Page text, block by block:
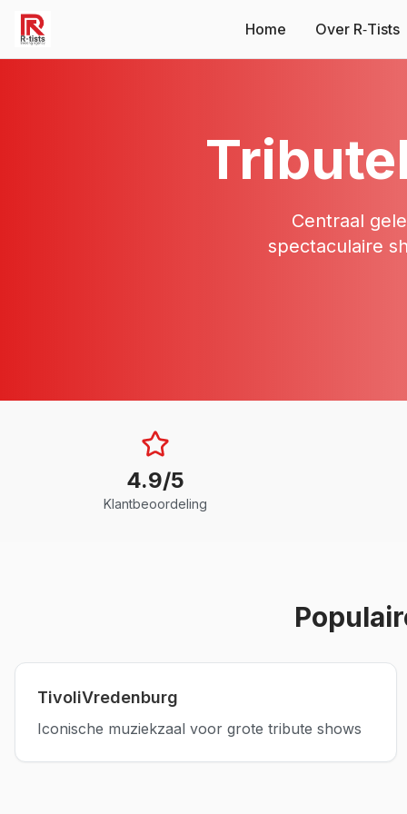
Home Over R‑Tists
Centraal
spectaculaire
4.9/5
Klantbeoordeling
TivoliVredenburg
Iconische muziekzaal voor grote tribute shows